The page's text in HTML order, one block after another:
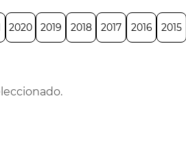
2020 2019 2018 2017 2016 2015